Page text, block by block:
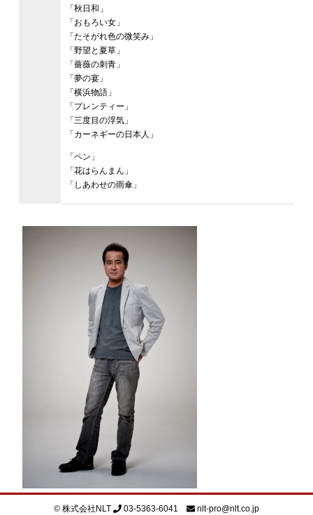
「秋日和」
「おもろい女」
「たそがれ色の微笑み」
「野望と夏草」
「薔薇の刺青」
「夢の宴」
「横浜物語」
「プレンティー」
「三度目の浮気」
「カーネギーの日本人」
「ペン」
「花はらんまん」
「しあわせの雨傘」
© 株式会社NLT 03-5363-6041 nlt-pro@nlt.co.jp